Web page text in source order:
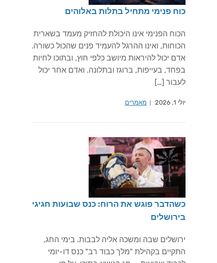
כוח פנימי מתחיל בתלות באלוהים
הכוח הפנימי אינו היכולת להחזיק מעמד בשארית
הכוחות, ואינו ההרגל להעמיד פנים שהכול כשורה.
אדם יכול להיראות מיושב כלפי חוץ, ובתוכו לחיות
בפחד, בעייפות, ברוגז ובתלונה. ואדם אחר יכול
לעבור […]
יולי 1, 2026 מאמרים
כשהדבר פוגש את הרוח: כנס שבועות חגיגי
בירושלים
ירושלים שבה ומשכה אליה לבבות. בימי החג,
התקיים בקהילת "מלך כבוד רב" כנס דו-יומי